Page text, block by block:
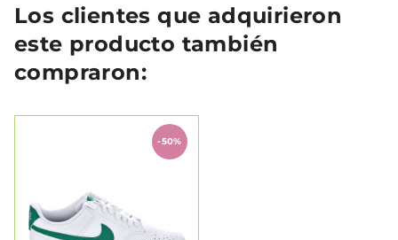
Los clientes que adquirieron
este producto también
compraron:
-50%